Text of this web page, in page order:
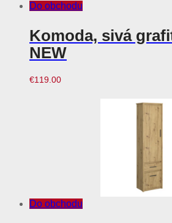
Do obchodu
Komoda, sivá
NEW
€119.00
Do obchodu